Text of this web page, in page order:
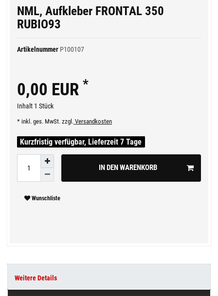
NML, Aufkleber FRONTAL 350
RUBIO93
Artikelnummer P100107
0,00 EUR *
Inhalt 1 Stück
* inkl. ges. MwSt. zzgl. Versandkosten
Kurzfristig verfügbar, Lieferzeit 7 Tage
IN DEN WARENKORB
Wunschliste
Weitere Details